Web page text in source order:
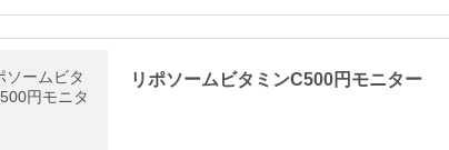
リポソームビタミンC500円モニター